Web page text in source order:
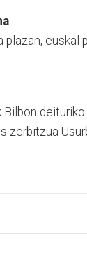
plazan,
zerbitzua